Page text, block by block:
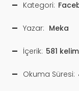
Kategori:
Yazar: Meka
İçerik: 581
Okuma Süresi: